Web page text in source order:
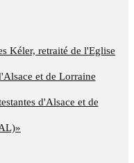
Kéler, retraité de l'Eglise
et de Lorraine
d'Alsace et de